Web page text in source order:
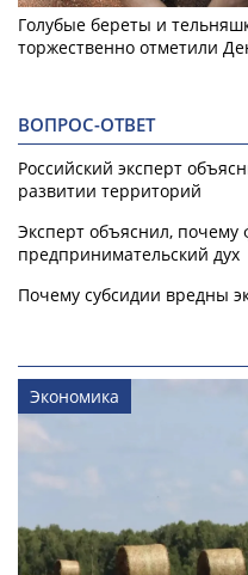
Голубые береты и
торжественно отметили
ВОПРОС-ОТВЕТ
Российский эксперт
развитии территорий
Эксперт объяснил, почему
предпринимательский дух
Почему субсидии вредны
Экономика